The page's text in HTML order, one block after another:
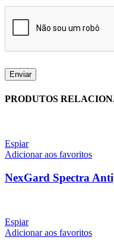
PRODUTOS
Espiar
Adicionar aos favoritos
NexGard Spectra
Espiar
Adicionar aos favoritos